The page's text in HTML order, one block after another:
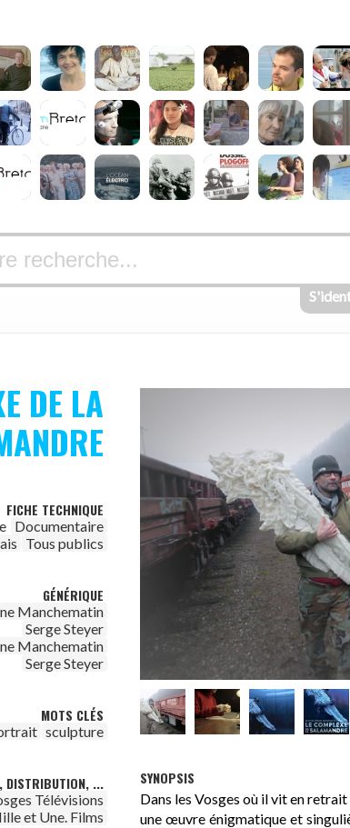
DE LA
FICHE TECHNIQUE
Documentaire
Tous publics
GÉNÉRIQUE
Manchematin
Serge Steyer
Manchematin
Serge Steyer
MOTS CLÉS
sculpture
DISTRIBUTION, ...
Télévisions
et Une. Films
SYNOPSIS
Dans les Vosges où il vit en
une œuvre énigmatique et